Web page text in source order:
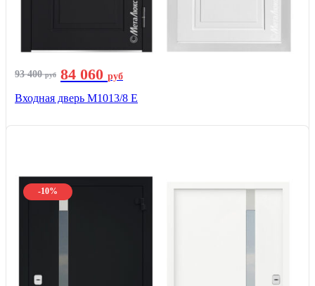
93 400руб 84 060 руб
Входная дверь М1013/8 E
-10%